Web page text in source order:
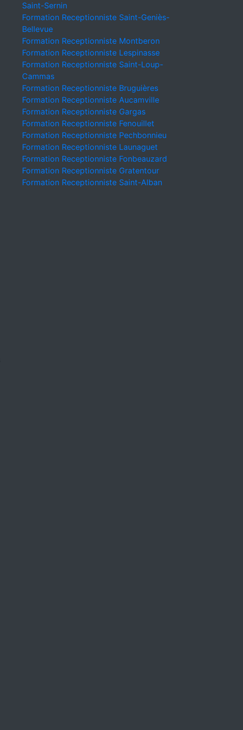
Saint-Sernin
Formation Receptionniste Saint-Geniès-
Bellevue
Formation Receptionniste Montberon
Formation Receptionniste Lespinasse
Formation Receptionniste Saint-Loup-
Cammas
Formation Receptionniste Bruguières
Formation Receptionniste Aucamville
Formation Receptionniste Gargas
Formation Receptionniste Fenouillet
Formation Receptionniste Pechbonnieu
Formation Receptionniste Launaguet
Formation Receptionniste Fonbeauzard
Formation Receptionniste Gratentour
Formation Receptionniste Saint-Alban